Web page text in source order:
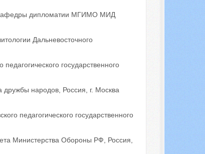
кафедры дипломатии МГИМО МИД
Дальневосточного
государственного
дружбы народов, Россия, г. Москва
педагогического государственного
Министерства Обороны РФ, Россия,